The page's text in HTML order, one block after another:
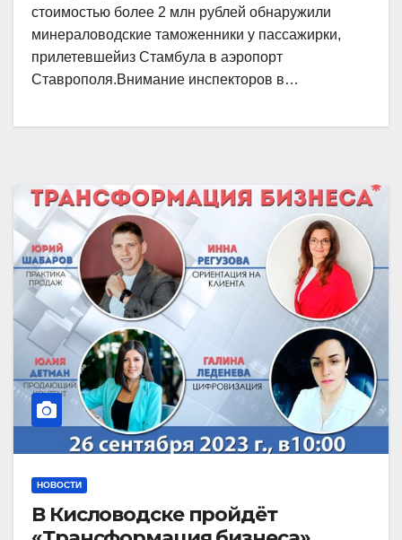
стоимостью более 2 млн рублей обнаружили
минераловодские таможенники у пассажирки,
прилетевшейиз Стамбула в аэропорт
Ставрополя.Внимание инспекторов в…
НОВОСТИ
В Кисловодске пройдёт